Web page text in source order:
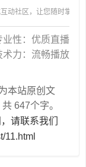
动社区，让您随时掌握
业性：优质直播
术力：流畅播放
本站原创文
647个字。
请联系我们
11.html